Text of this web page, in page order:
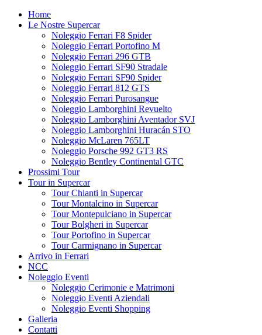
Home
Le Nostre Supercar
Noleggio Ferrari F8 Spider
Noleggio Ferrari Portofino M
Noleggio Ferrari 296 GTB
Noleggio Ferrari SF90 Stradale
Noleggio Ferrari SF90 Spider
Noleggio Ferrari 812 GTS
Noleggio Ferrari Purosangue
Noleggio Lamborghini Revuelto
Noleggio Lamborghini Aventador SVJ
Noleggio Lamborghini Huracán STO
Noleggio McLaren 765LT
Noleggio Porsche 992 GT3 RS
Noleggio Bentley Continental GTC
Prossimi Tour
Tour in Supercar
Tour Chianti in Supercar
Tour Montalcino in Supercar
Tour Montepulciano in Supercar
Tour Bolgheri in Supercar
Tour Portofino in Supercar
Tour Carmignano in Supercar
Arrivo in Ferrari
NCC
Noleggio Eventi
Noleggio Cerimonie e Matrimoni
Noleggio Eventi Aziendali
Noleggio Eventi Shopping
Galleria
Contatti